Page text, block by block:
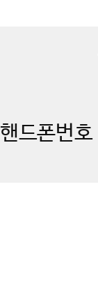
핸드폰번호